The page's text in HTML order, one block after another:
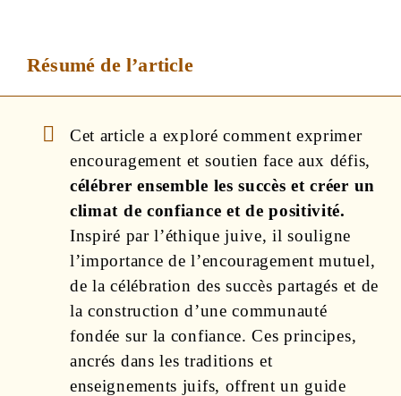
Résumé de l’article
Cet article a exploré comment exprimer
encouragement et soutien face aux défis,
célébrer ensemble les succès et créer un
climat de confiance et de positivité.
Inspiré par l’éthique juive, il souligne
l’importance de l’encouragement mutuel,
de la célébration des succès partagés et de
la construction d’une communauté
fondée sur la confiance. Ces principes,
ancrés dans les traditions et
enseignements juifs, offrent un guide